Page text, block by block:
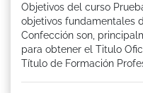
Objetivos del curso
objetivos fundamentales
Confección son,
para obtener el Titulo
Título de Formación